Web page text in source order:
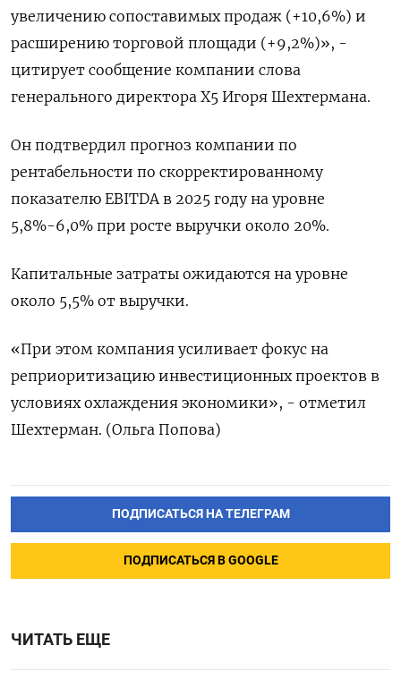
увеличению сопоставимых продаж (+10,6%) и
расширению торговой площади (+9,2%)», -
цитирует сообщение компании слова
генерального директора X5 Игоря Шехтермана.
Он подтвердил прогноз компании по
рентабельности по скорректированному
показателю EBITDA в 2025 году на уровне
5,8%-6,0% при росте выручки около 20%.
Капитальные затраты ожидаются на уровне
около 5,5% от выручки.
«При этом компания усиливает фокус на
реприоритизацию инвестиционных проектов в
условиях охлаждения экономики», - отметил
Шехтерман. (Ольга Попова)
ПОДПИСАТЬСЯ НА ТЕЛЕГРАМ
ПОДПИСАТЬСЯ В GOOGLE
ЧИТАТЬ ЕЩЕ